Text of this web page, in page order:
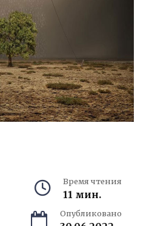
Время чтения
11 мин.
Опубликовано